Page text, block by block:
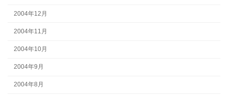
2004年12月
2004年11月
2004年10月
2004年9月
2004年8月